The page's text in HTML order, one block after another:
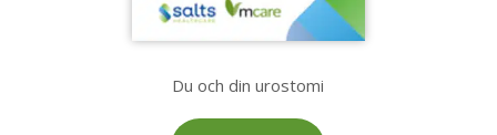
Du och din urostomi